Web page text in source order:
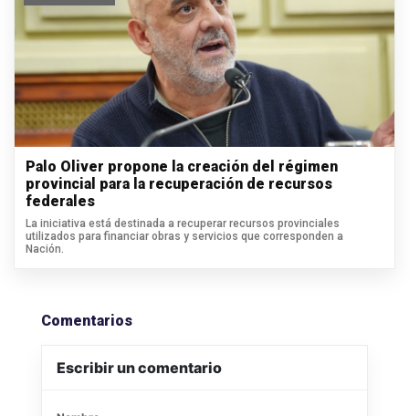
Palo Oliver propone la creación del régimen
provincial para la recuperación de recursos
federales
La iniciativa está destinada a recuperar recursos provinciales
utilizados para financiar obras y servicios que corresponden a
Nación.
Comentarios
Escribir un comentario